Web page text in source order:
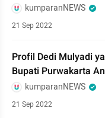
kumparanNEWS
21 Sep 2022
Profil Dedi Mulyadi
Bupati Purwakarta
kumparanNEWS
21 Sep 2022